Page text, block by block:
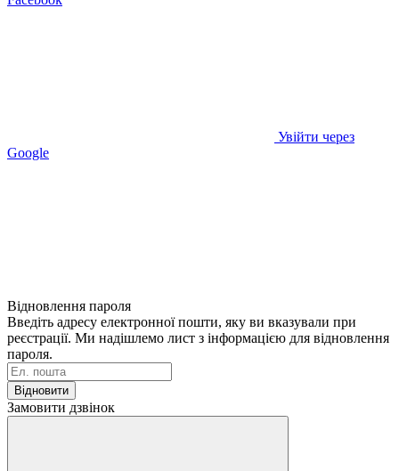
Увійти через
Google
Відновлення пароля
Введіть адресу електронної пошти, яку ви вказували при
реєстрації. Ми надішлемо лист з інформацією для відновлення
пароля.
Відновити
Замовити дзвінок